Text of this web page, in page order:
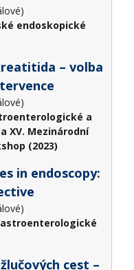
endoskopické
– volba
a
XV. Mezinárodní
(2023)
in endoscopy:
cest –